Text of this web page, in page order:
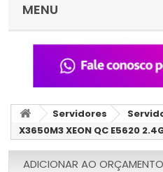
MENU
Servidores
X3650M3 XEON QC E5620
ADICIONAR AO ORÇAMENTO